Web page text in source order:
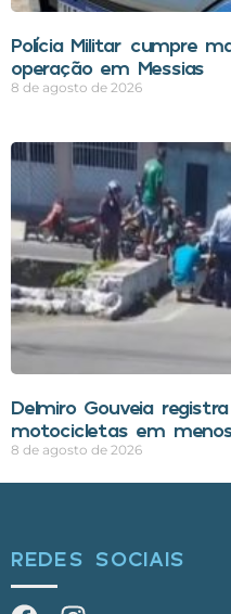
Polícia Militar cumpre
operação em Messias
8 de agosto de 2026
Delmiro Gouveia
motocicletas em
8 de agosto de 2026
REDES SOCIAIS